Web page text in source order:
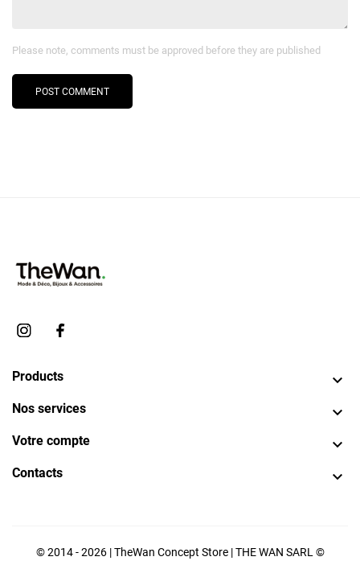
Please note, comments must be approved before they are published
POST COMMENT
Products 
Nos services 
Votre compte 
Contacts 
© 2014 - 2026 | TheWan Concept Store | THE WAN SARL ©